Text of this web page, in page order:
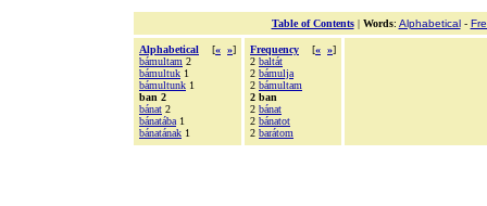
Table of Contents| Words: Alphabetical-
Alphabetical [« »]
bámultam 2
bámultuk 1
bámultunk 1
ban 2
bánat 2
bánatába 1
bánatának 1
Frequency [« »]
2 baltát
2 bámulja
2 bámultam
2 ban
2 bánat
2 bánatot
2 barátom